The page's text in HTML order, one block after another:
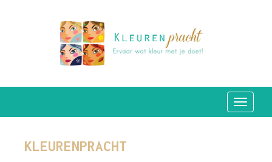
KLEURENPRACHT